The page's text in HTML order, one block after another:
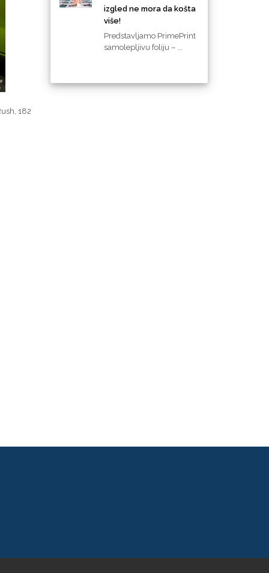
182
izgled ne mora da košta
više!
Predstavljamo PrimePrint
samolepljivu foliju – ...